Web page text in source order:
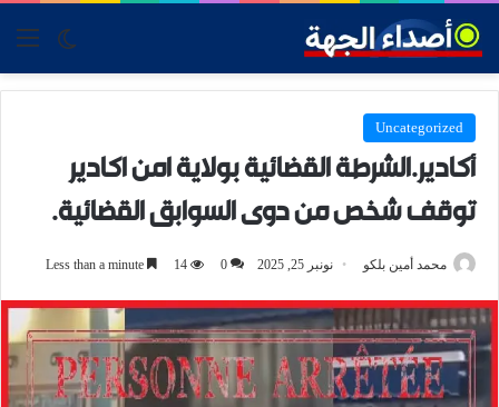
skin
Uncategorized
أكادير.الشرطة القضائية بولاية امن اكادير
توقف شخص من دوى السوابق القضائية.
محمد أمين بلكو نونبر 25, 2025 0
14